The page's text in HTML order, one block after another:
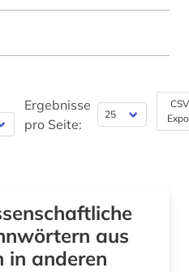
Wirtschaftswissenschaften (0)
Ergebnisse
pro Seite:
aus
in anderen